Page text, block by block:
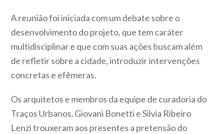
A reunião foi iniciada com um debate sobre o
desenvolvimento do projeto, que tem caráter
multidisciplinar e que com suas ações buscam além
de refletir sobre a cidade, introduzir intervenções
concretas e efêmeras.
Os arquitetos e membros da equipe de curadoria do
Traços Urbanos, Giovani Bonetti e Silvia Ribeiro
Lenzi trouxeram aos presentes a pretensão do